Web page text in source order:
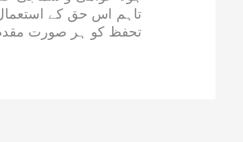
تاہم اس حق کے
تحفظ کو ہر صورت مقدم